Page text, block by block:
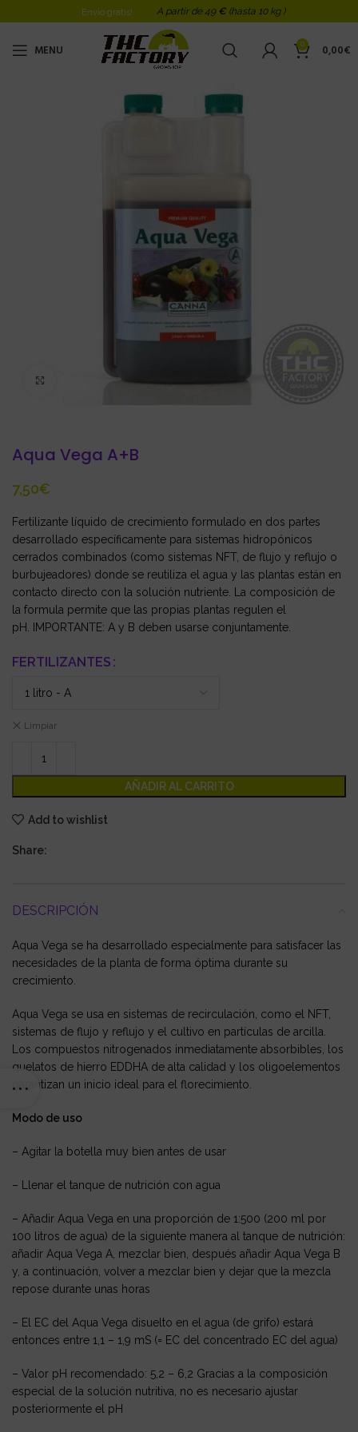
Envio gratis! A partir de 49 € (hasta 10 kg )
MENU 0 0,00€
Click to enlarge
Aqua Vega A+B
€
Fertilizante líquido de crecimiento formulado en dos partes
desarrollado específicamente para sistemas hidropónicos
cerrados combinados (como sistemas NFT, de flujo y reflujo o
burbujeadores) donde se reutiliza el agua y las plantas están en
contacto directo con la solución nutriente. La composición de
la formula permite que las propias plantas regulen el
pH. IMPORTANTE: A y B deben usarse conjuntamente.
FERTILIZANTES
Limpiar
AÑADIR AL CARRITO
Add to wishlist
Share:
DESCRIPCIÓN
Aqua Vega se ha desarrollado especialmente para satisfacer las
necesidades de la planta de forma óptima durante su
crecimiento.
Aqua Vega se usa en sistemas de recirculación, como el NFT,
sistemas de flujo y reflujo y el cultivo en partículas de arcilla.
Los compuestos nitrogenados inmediatamente absorbibles, los
quelatos de hierro EDDHA de alta calidad y los oligoelementos
garantizan un inicio ideal para el florecimiento.
Modo de uso
– Agitar la botella muy bien antes de usar
– Llenar el tanque de nutrición con agua
– Añadir Aqua Vega en una proporción de 1:500 (200 ml por
100 litros de agua) de la siguiente manera al tanque de nutrición:
añadir Aqua Vega A, mezclar bien, después añadir Aqua Vega B
y, a continuación, volver a mezclar bien y dejar que la mezcla
repose durante unas horas
– El EC del Aqua Vega disuelto en el agua (de grifo) estará
entonces entre 1,1 – 1,9 mS (= EC del concentrado EC del agua)
– Valor pH recomendado: 5,2 – 6,2 Gracias a la composición
especial de la solución nutritiva, no es necesario ajustar
posteriormente el pH